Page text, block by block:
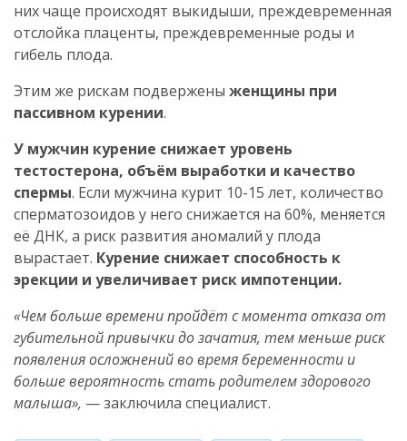
них чаще происходят выкидыши, преждевременная
отслойка плаценты, преждевременные роды и
гибель плода.
Этим же рискам подвержены женщины при
пассивном курении.
У мужчин курение снижает уровень
тестостерона, объём выработки и качество
спермы. Если мужчина курит 10-15 лет, количество
сперматозоидов у него снижается на 60%, меняется
её ДНК, а риск развития аномалий у плода
вырастает. Курение снижает способность к
эрекции и увеличивает риск импотенции.
«Чем больше времени пройдёт с момента отказа от
губительной привычки до зачатия, тем меньше риск
появления осложнений во время беременности и
больше вероятность стать родителем здорового
малыша», — заключила специалист.